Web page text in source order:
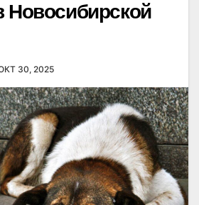
Новосибирской
30, 2025